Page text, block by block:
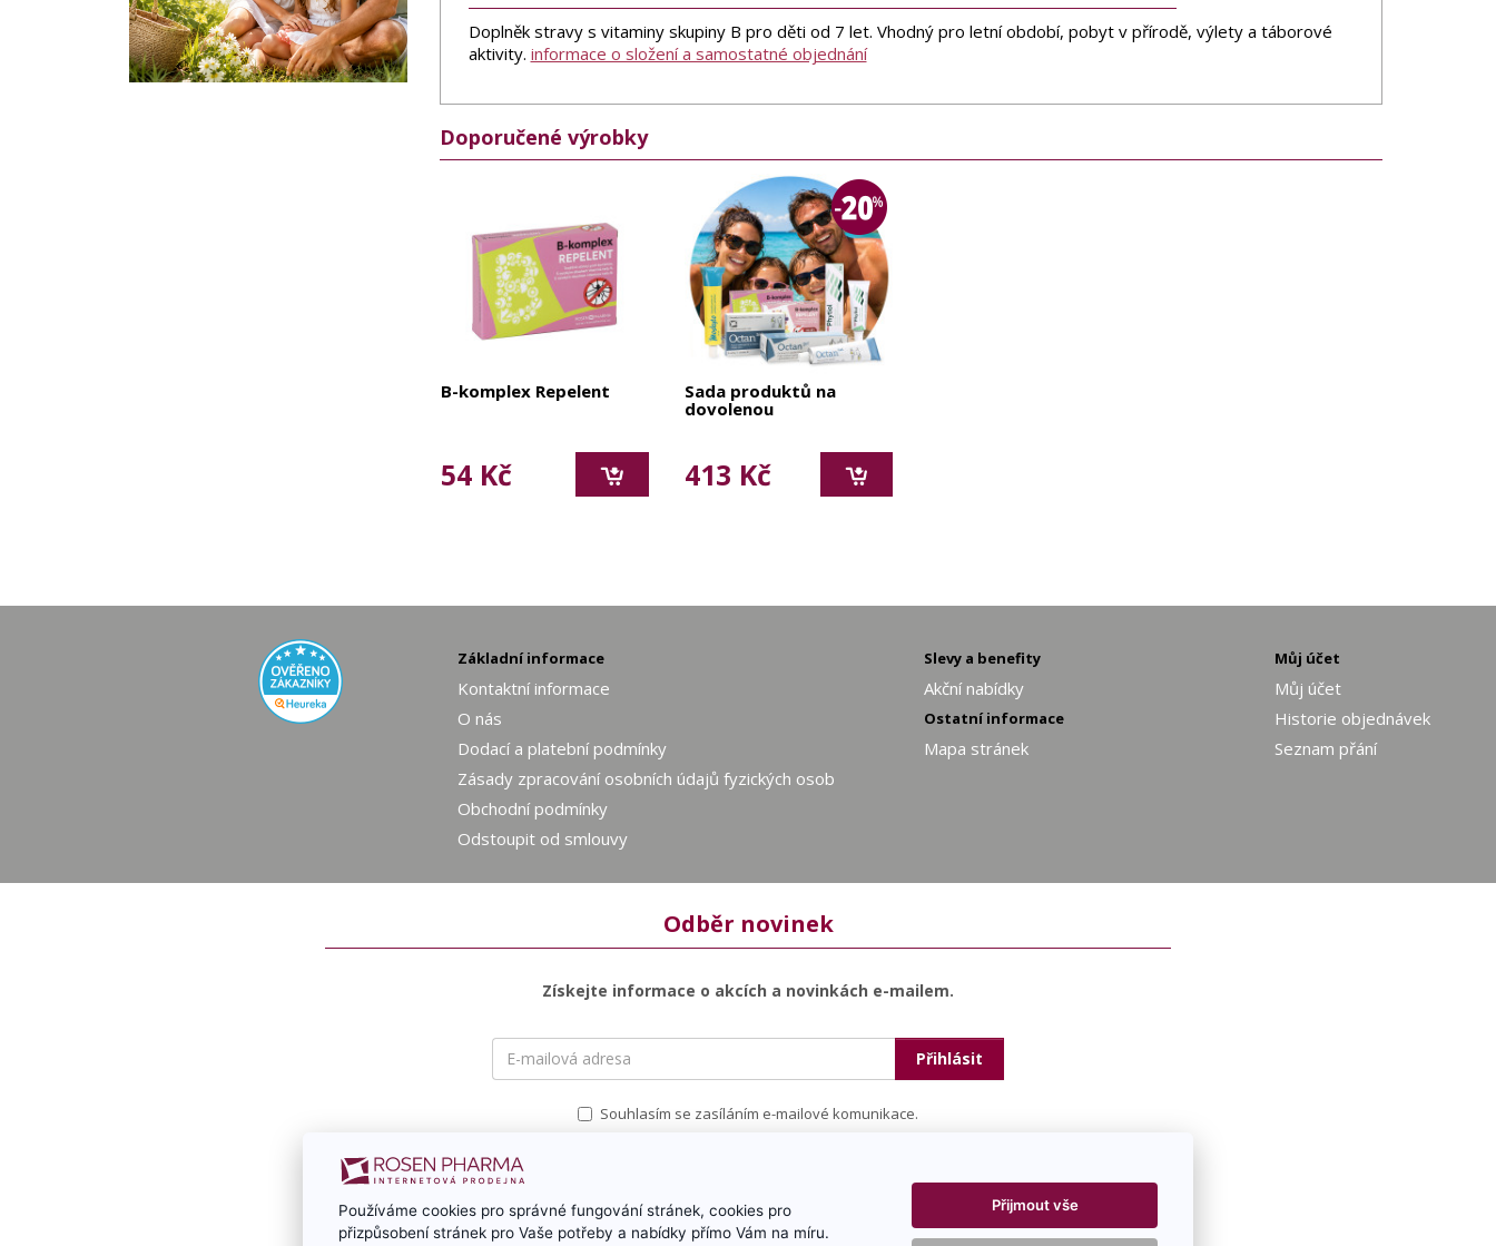
Doplněk stravy s vitaminy skupiny B pro děti od 7 let. Vhodný pro letní období, pobyt v přírodě, výlety a táborové
aktivity. informace o složení a samostatné objednání
Doporučené výrobky
B-komplex Repelent
54 Kč
Sada produktů na
dovolenou
413 Kč
Základní informace
Kontaktní informace
O nás
Dodací a platební podmínky
Zásady zpracování osobních údajů fyzických osob
Obchodní podmínky
Odstoupit od smlouvy
Slevy a benefity
Akční nabídky
Ostatní informace
Mapa stránek
Můj účet
Můj účet
Historie objednávek
Seznam přání
Odběr novinek
Získejte informace o akcích a novinkách e-mailem.
Přihlásit
Souhlasím se zasíláním e-mailové komunikace.
Používáme cookies pro správné fungování stránek, cookies pro
přizpůsobení stránek pro Vaše potřeby a nabídky přímo Vám na míru.
Přijmout vše